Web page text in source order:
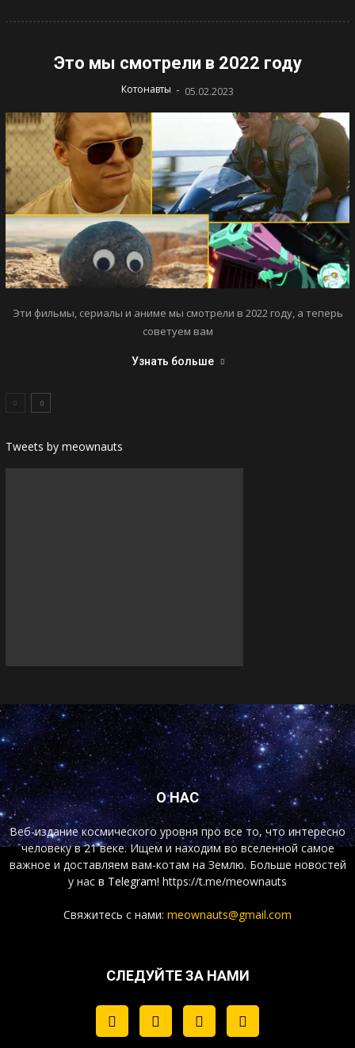
Это мы смотрели в 2022 году
Котонавты - 05.02.2023
Эти фильмы, сериалы и аниме мы смотрели в 2022 году, а теперь
советуем вам
Узнать больше
Tweets by meownauts
О НАС
Веб-издание космического уровня про все то, что интересно
человеку в 21 веке. Ищем и находим во вселенной самое
важное и доставляем вам-котам на Землю. Больше новостей
у нас в Telegram! https://t.me/meownauts
Свяжитесь с нами: meownauts@gmail.com
СЛЕДУЙТЕ ЗА НАМИ